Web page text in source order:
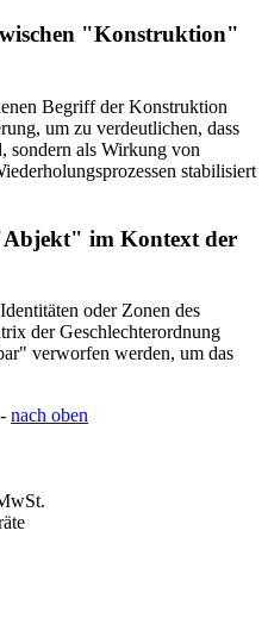
"Konstruktion"
Begriff der Konstruktion
um zu verdeutlichen, dass
sondern als Wirkung von
stabilisiert
im Kontext der
oder Zonen des
der Geschlechterordnung
verworfen werden, um das
nach oben